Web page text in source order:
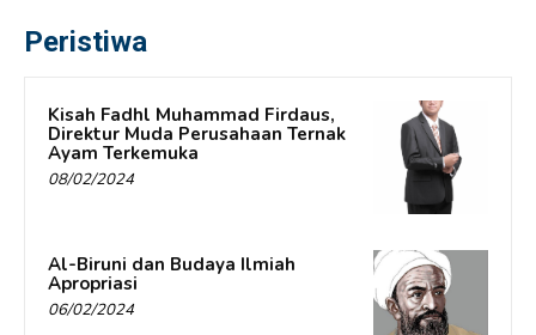
Peristiwa
Kisah Fadhl Muhammad Firdaus,
Direktur Muda Perusahaan Ternak
Ayam Terkemuka
08/02/2024
Al-Biruni dan Budaya Ilmiah
Apropriasi
06/02/2024